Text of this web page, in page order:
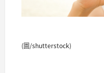
(圖/shutterstock)